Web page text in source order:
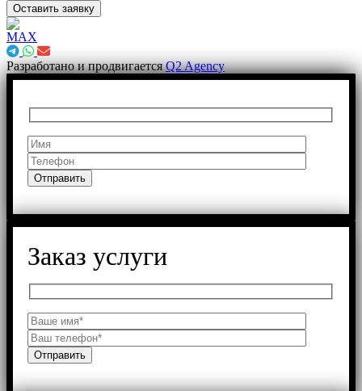
Оставить заявку
Разработано и продвигаетсяQ2 Agency
Заказ услуги